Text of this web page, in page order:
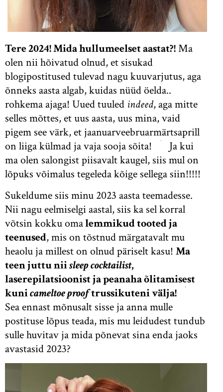
Tere 2024! Mida hullumeelset aastat?!Ma
olen nii hõivatud olnud, et sisukad
blogipostitused tulevad nagu kuuvarjutus, aga
õnneks aasta algab, kuidas nüüd öelda..
rohkema ajaga! Uued tuuled indeed, aga mitte
selles mõttes, et uus aasta, uus mina, vaid
pigem see värk, et jaanuarveebruarmärtsaprill
on liiga külmad ja vaja sooja sõita!
Ja kui
ma olen salongist piisavalt kaugel, siis mul on
lõpuks võimalus tegeleda kõige sellega siin!!!!!
Sukeldume siis minu 2023 aasta teemadesse.
Nii nagu eelmiselgi aastal, siis ka sel korral
võtsin kokku omalemmikud tooted ja
teenused, mis on tõstnud märgatavalt mu
heaolu ja millest on olnud päriselt kasu! Ma
teen juttu niisleep cocktailist,
laserepilatsioonist ja peanaha õlitamisest
kunicameltoe prooftrussikuteni välja!
Sea ennast mõnusalt sisse ja anna mulle
postituse lõpus teada, mis mu leidudest tundub
sulle huvitav ja mida põnevat sina enda jaoks
avastasid 2023?